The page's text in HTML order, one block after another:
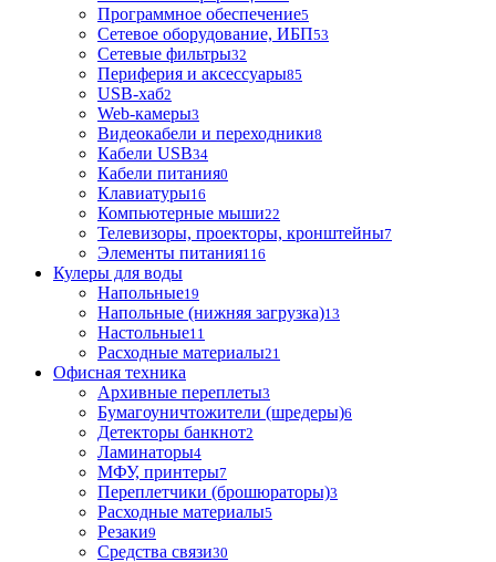
Программное обеспечение5
Сетевое оборудование, ИБП53
Сетевые фильтры32
Периферия и аксессуары85
USB-хаб2
Web-камеры3
Видеокабели и переходники8
Кабели USB34
Кабели питания0
Клавиатуры16
Компьютерные мыши22
Телевизоры, проекторы, кронштейны7
Элементы питания116
Кулеры для воды
Напольные19
Напольные (нижняя загрузка)13
Настольные11
Расходные материалы21
Офисная техника
Архивные переплеты3
Бумагоуничтожители (шредеры)6
Детекторы банкнот2
Ламинаторы4
МФУ, принтеры7
Переплетчики (брошюраторы)3
Расходные материалы5
Резаки9
Средства связи30